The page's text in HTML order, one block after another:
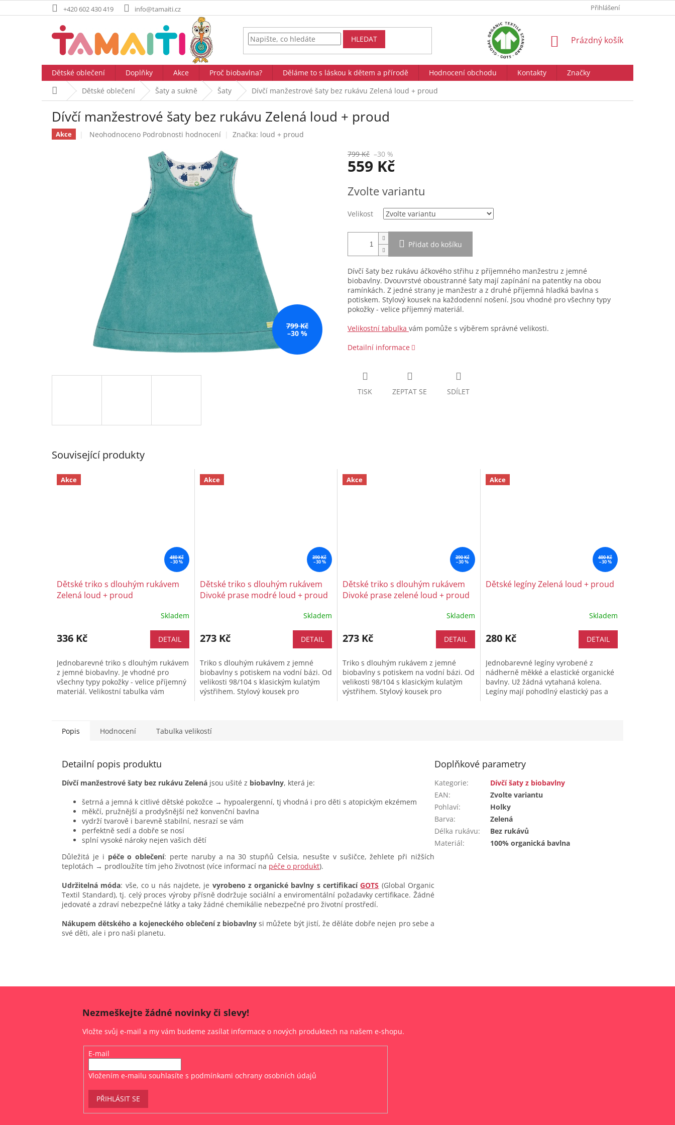
na
+420 602 430 419 info@tamaiti.cz Přihlášení
HLEDAT
NÁKUPNÍ
Prázdný košík
Dětské oblečení Doplňky Akce Proč biobavlna? Děláme to s láskou k dětem a přírodě Hodnocení obchodu Kontakty
Značky
Domů Dětské oblečení Šaty a sukně Šaty Dívčí manžestrové šaty bez rukávu Zelená loud + proud
Dívčí manžestrové šaty bez rukávu Zelená loud + proud
Akce
Průměrné
Neohodnoceno Podrobnosti hodnocení Značka: loud + proud
799 Kč
–30 %
799 Kč –30 %
559 Kč
cena:
Zvolte variantu
Velikost
Přidat do košíku
Dívčí šaty bez rukávu áčkového střihu z příjemného manžestru z jemné
biobavlny. Dvouvrstvé oboustranné šaty mají zapínání na patentky na obou
ramínkách. Z jedné strany je manžestr a z druhé příjemná hladká bavlna s
potiskem. Stylový kousek na každodenní nošení. Jsou vhodné pro všechny typy
pokožky - velice příjemný materiál.
Velikostní tabulka vám pomůže s výběrem správné velikosti.
Detailní informace
TISK ZEPTAT SE SDÍLET
Související produkty
Akce
480 Kč
–30 %
Dětské triko s dlouhým rukávem
Zelená loud + proud
Skladem
336 Kč DETAIL
Jednobarevné triko s dlouhým rukávem
z jemné biobavlny. Je vhodné pro
všechny typy pokožky - velice příjemný
materiál. Velikostní tabulka vám
Akce
390 Kč
–30 %
Dětské triko s dlouhým rukávem
Divoké prase modré loud + proud
Skladem
273 Kč DETAIL
Triko s dlouhým rukávem z jemné
biobavlny s potiskem na vodní bázi. Od
velikosti 98/104 s klasickým kulatým
výstřihem. Stylový kousek pro
Akce
390 Kč
–30 %
Dětské triko s dlouhým rukávem
Divoké prase zelené loud + proud
Skladem
273 Kč DETAIL
Triko s dlouhým rukávem z jemné
biobavlny s potiskem na vodní bázi. Od
velikosti 98/104 s klasickým kulatým
výstřihem. Stylový kousek pro
Akce
400 Kč
–30 %
Dětské legíny Zelená loud + proud
Skladem
280 Kč DETAIL
Jednobarevné legíny vyrobené z
nádherně měkké a elastické organické
bavlny. Už žádná vytahaná kolena.
Legíny mají pohodlný elastický pas a
Popis Hodnocení Tabulka velikostí
Detailní popis produktu
Dívčí manžestrové šaty bez rukávu Zelená jsou ušité z biobavlny, která je:
šetrná a jemná k citlivé dětské pokožce → hypoalergenní, tj vhodná i pro děti s atopickým ekzémem
měkčí, pružnější a prodyšnější než konvenční bavlna
vydrží tvarově i barevně stabilní, nesrazí se vám
perfektně sedí a dobře se nosí
splní vysoké nároky nejen vašich dětí
Důležitá je i péče o oblečení: perte naruby a na 30 stupňů Celsia, nesušte v sušičce, žehlete při nižších
teplotách → prodloužíte tím jeho životnost (více informací na péče o produkt).
Udržitelná móda: vše, co u nás najdete, je vyrobeno z organické bavlny s certifikacíGOTS (Global Organic
Textil Standard), tj. celý proces výroby přísně dodržuje sociální a enviromentální požadavky certifikace. Žádné
jedovaté a zdraví nebezpečné látky a taky žádné chemikálie nebezpečné pro životní prostředí.
Nákupem dětského a kojeneckého oblečení z biobavlny si můžete být jistí, že děláte dobře nejen pro sebe a
své děti, ale i pro naši planetu.
Doplňkové parametry
Kategorie:
Dívčí šaty z biobavlny
EAN:
Zvolte variantu
Pohlaví:
Holky
Barva:
Zelená
Délka rukávu:
Bez rukávů
Materiál: 100% organická bavlna
Nezmeškejte žádné novinky či slevy!
Vložte svůj e-mail a my vám budeme zasílat informace o nových produktech na našem e-shopu.
E-mail
Vložením e-mailu souhlasíte s podmínkami ochrany osobních údajů
PŘIHLÁSIT SE